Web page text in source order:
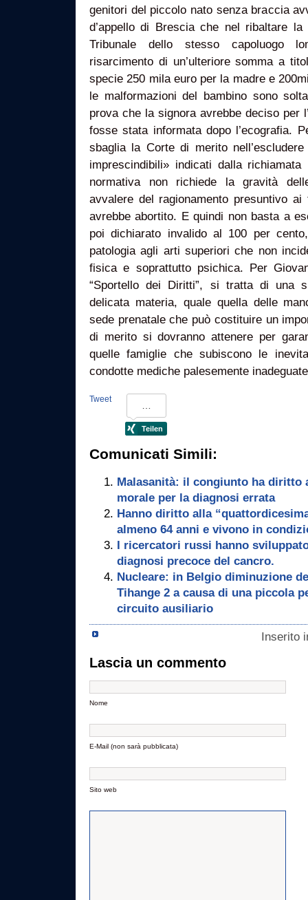
genitori del piccolo nato senza braccia
d’appello di Brescia che nel ribaltare
Tribunale dello stesso capoluogo
risarcimento di un’ulteriore somma a
specie 250 mila euro per la madre e
le malformazioni del bambino sono
prova che la signora avrebbe deciso per
fosse stata informata dopo l’ecografia.
sbaglia la Corte di merito
imprescindibili» indicati dalla
normativa non richiede la gravità
avvalere del ragionamento presuntivo
avrebbe abortito. E quindi non basta a
poi dichiarato invalido al 100 per
patologia agli arti superiori che non
fisica e soprattutto psichica. Per
“Sportello dei Diritti”, si tratta di una
delicata materia, quale quella delle
sede prenatale che può costituire un
di merito si dovranno attenere per
quelle famiglie che subiscono le
condotte mediche palesemente
Tweet
Comunicati Simili:
Malasanità: il congiunto ha diritto
morale per la diagnosi errata
Hanno diritto alla
almeno 64 anni e vivono in
I ricercatori russi hanno
diagnosi precoce del cancro.
Nucleare: in Belgio diminuzione
Tihange 2 a causa di una piccola
circuito ausiliario
Inserito
Lascia un commento
Nome
E-Mail (non sarà pubblicata)
Sito web